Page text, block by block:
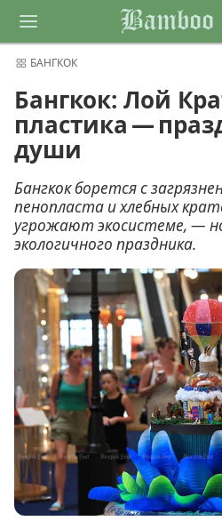
БАНГКОК
Бангкок: Лой
пластика —
души
Бангкок борется с
пенопласта и хлебных
угрожают экосистеме, —
экологичного праздника.